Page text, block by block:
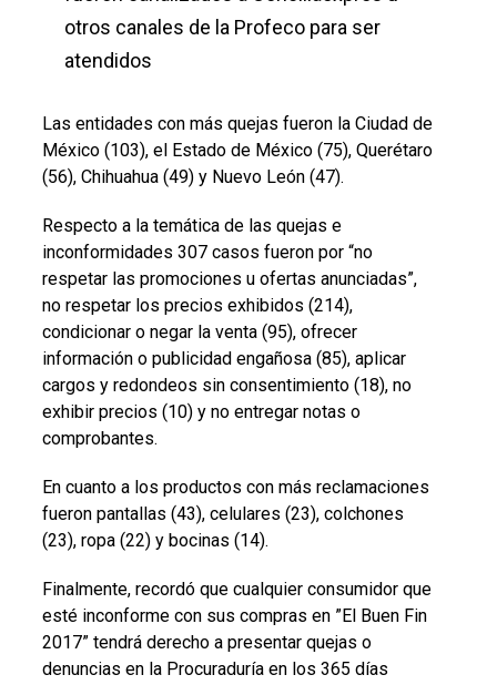
otros canales de la Profeco para ser
atendidos
Las entidades con más quejas fueron la Ciudad de
México (103), el Estado de México (75), Querétaro
(56), Chihuahua (49) y Nuevo León (47).
Respecto a la temática de las quejas e
inconformidades 307 casos fueron por “no
respetar las promociones u ofertas anunciadas”,
no respetar los precios exhibidos (214),
condicionar o negar la venta (95), ofrecer
información o publicidad engañosa (85), aplicar
cargos y redondeos sin consentimiento (18), no
exhibir precios (10) y no entregar notas o
comprobantes.
En cuanto a los productos con más reclamaciones
fueron pantallas (43), celulares (23), colchones
(23), ropa (22) y bocinas (14).
Finalmente, recordó que cualquier consumidor que
esté inconforme con sus compras en ”El Buen Fin
2017” tendrá derecho a presentar quejas o
denuncias en la Procuraduría en los 365 días